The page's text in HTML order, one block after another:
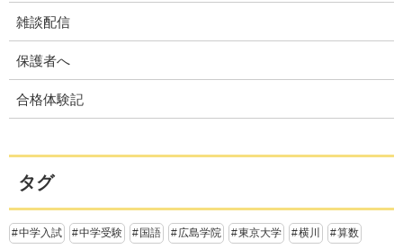
雑談配信
保護者へ
合格体験記
タグ
中学入試 中学受験 国語 広島学院 東京大学 横川 算数